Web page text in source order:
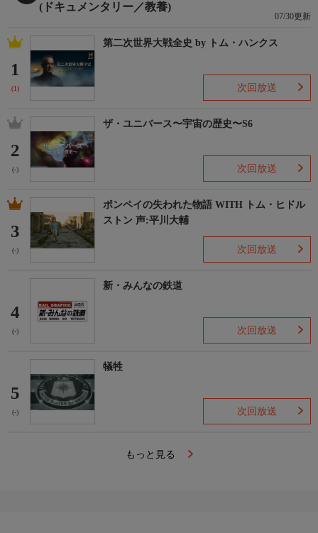
(ドキュメンタリー／教養)
07/30更新
1
(1)
第二次世界大戦全史 by トム・ハンクス
次回放送
2
(-)
ザ・ユニバース〜宇宙の歴史〜S6
次回放送
3
(-)
ポンペイの失われた物語 WITH トム・ヒドル
ストン 声:平川大輔
次回放送
4
(-)
新・みんなの鉄道
次回放送
5
(-)
犠牲
次回放送
もっと見る